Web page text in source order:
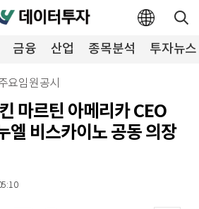
금융 산업 종목분석 투자뉴스
요임원공시
마르틴 아메리카 CEO
비스카이노 공동 의장